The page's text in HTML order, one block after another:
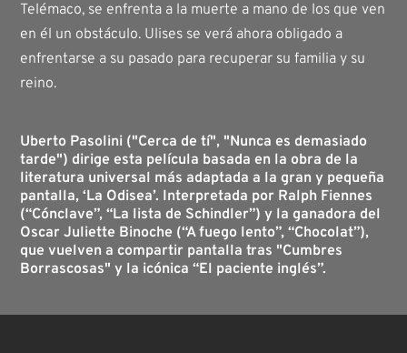
Telémaco, se enfrenta a la muerte a mano de los que ven
en él un obstáculo. Ulises se verá ahora obligado a
enfrentarse a su pasado para recuperar su familia y su
reino.
Uberto Pasolini ("Cerca de tí", "Nunca es demasiado
tarde") dirige esta película basada en la obra de la
literatura universal más adaptada a la gran y pequeña
pantalla, ‘La Odisea’. Interpretada por Ralph Fiennes
(“Cónclave”, “La lista de Schindler”) y la ganadora del
Oscar Juliette Binoche (“A fuego lento”, “Chocolat”),
que vuelven a compartir pantalla tras "Cumbres
Borrascosas" y la icónica “El paciente inglés”.